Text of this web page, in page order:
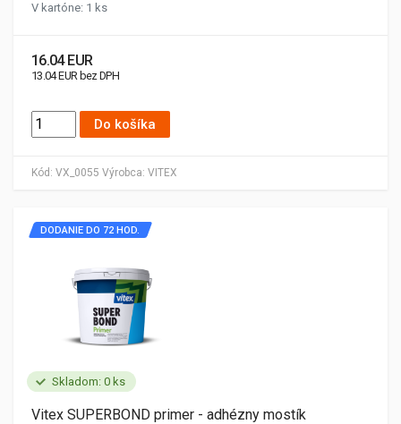
Kód: VX_0055 Výrobca: VITEX
V kartóne: 1 ks
16.04 EUR
13.04 EUR bez DPH
Do košíka
Skladom: 0 ks
DODANIE DO 72 HOD.
Vitex SUPERBOND primer - adhézny mostík